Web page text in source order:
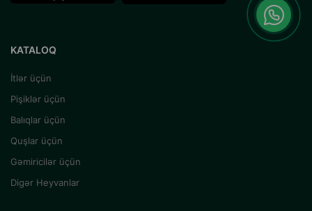
KATALOQ
İtlər üçün
Pişiklər üçün
Balıqlar üçün
Quşlar üçün
Gəmiricilər üçün
Digər Heyvanlar